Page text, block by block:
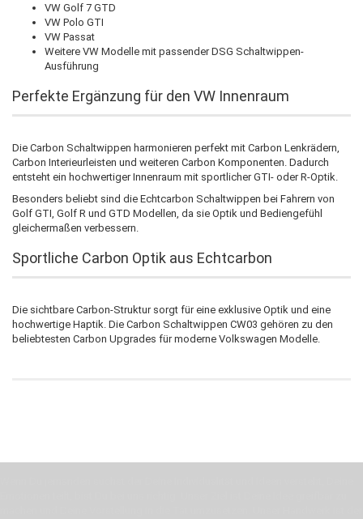
VW Golf 7 GTD
VW Polo GTI
VW Passat
Weitere VW Modelle mit passender DSG Schaltwippen-
Ausführung
Perfekte Ergänzung für den VW Innenraum
Die Carbon Schaltwippen harmonieren perfekt mit Carbon Lenkrädern,
Carbon Interieurleisten und weiteren Carbon Komponenten. Dadurch
entsteht ein hochwertiger Innenraum mit sportlicher GTI- oder R-Optik.
Besonders beliebt sind die Echtcarbon Schaltwippen bei Fahrern von
Golf GTI, Golf R und GTD Modellen, da sie Optik und Bediengefühl
gleichermaßen verbessern.
Sportliche Carbon Optik aus Echtcarbon
Die sichtbare Carbon-Struktur sorgt für eine exklusive Optik und eine
hochwertige Haptik. Die Carbon Schaltwippen CW03 gehören zu den
beliebtesten Carbon Upgrades für moderne Volkswagen Modelle.